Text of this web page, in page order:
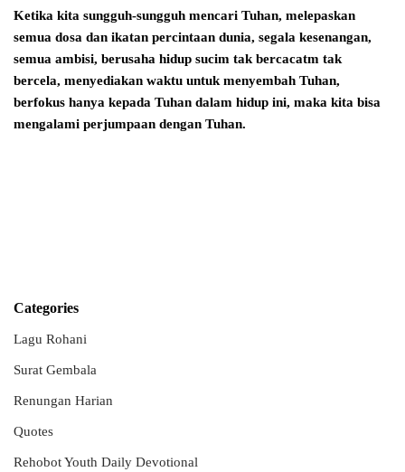
Ketika kita sungguh-sungguh mencari Tuhan, melepaskan
semua dosa dan ikatan percintaan dunia, segala kesenangan,
semua ambisi, berusaha hidup sucim tak bercacatm tak
bercela, menyediakan waktu untuk menyembah Tuhan,
berfokus hanya kepada Tuhan dalam hidup ini, maka kita bisa
mengalami perjumpaan dengan Tuhan.
Categories
Lagu Rohani
Surat Gembala
Renungan Harian
Quotes
Rehobot Youth Daily Devotional